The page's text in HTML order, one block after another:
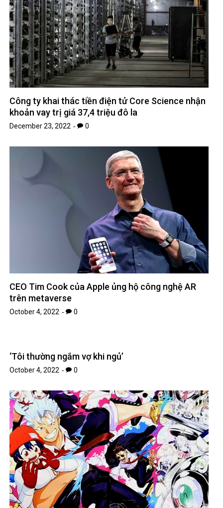
Công ty khai thác tiền điện tử Core Science nhận
khoản vay trị giá 37,4 triệu đô la
December 23, 2022 0
CEO Tim Cook của Apple ủng hộ công nghệ AR
trên metaverse
October 4, 2022 0
‘Tôi thường ngắm vợ khi ngủ’
October 4, 2022 0